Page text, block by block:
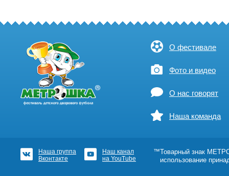
О фестивале
Фото и видео
О нас говорят
Наша команда
Наша группа
Вконтакте
Наш канал
на YouTube
™Товарный знак
использование